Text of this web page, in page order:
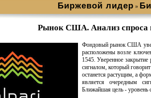
Биржевой лидер »
Рынок США. Анализ спроса
Фондовый рынок США
расположены возле
1545. Уверенное
сигналом, который
останется растущим, а
является очередным
Ближайшая цель - уровень